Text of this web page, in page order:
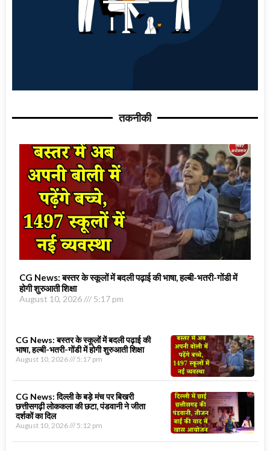
तकनीकी
CG News: बस्तर के स्कूलों में बदली पढ़ाई की भाषा, हल्बी-भतरी-गोंडी में
होगी शुरुआती शिक्षा
August 10, 2026 5:17 pm
CG News: बस्तर के स्कूलों में बदली पढ़ाई की
भाषा, हल्बी-भतरी-गोंडी में होगी शुरुआती शिक्षा
August 10, 2026 5:17 pm
CG News: दिल्ली के बड़े मंच पर बिखरी
छत्तीसगढ़ी लोककला की छटा, पंडवानी ने जीता
दर्शकों का दिल
August 10, 2026 5:12 pm